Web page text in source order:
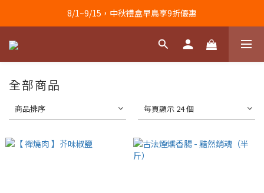
8/1~9/15，中秋禮盒早鳥享9折優惠
全部商品
商品排序 每頁顯示 24 個